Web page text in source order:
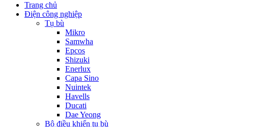
Trang chủ
Điện công nghiệp
Tụ bù
Mikro
Samwha
Epcos
Shizuki
Enerlux
Capa Sino
Nuintek
Havells
Ducati
Dae Yeong
Bộ điều khiển tụ bù